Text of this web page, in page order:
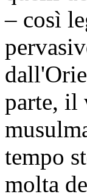
– così
parte, il
tempo
molta